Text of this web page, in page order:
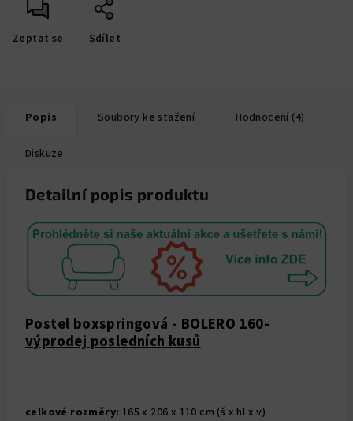
Zeptat se Sdílet
Popis Soubory ke stažení Hodnocení (4)
Diskuze
Detailní popis produktu
Postel boxspringová - BOLERO 160-
výprodej posledních kusů
celkové rozměry: 165 x 206 x 110 cm (š x hl x v)